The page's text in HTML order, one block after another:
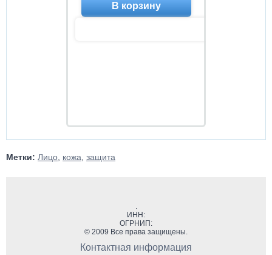
В корзину
Метки: Лицо кожа защита
.
ИНН:
ОГРНИП:
© 2009 Все права защищены.
Контактная информация